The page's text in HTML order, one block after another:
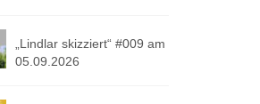
„Lindlar skizziert“ #009 am
05.09.2026